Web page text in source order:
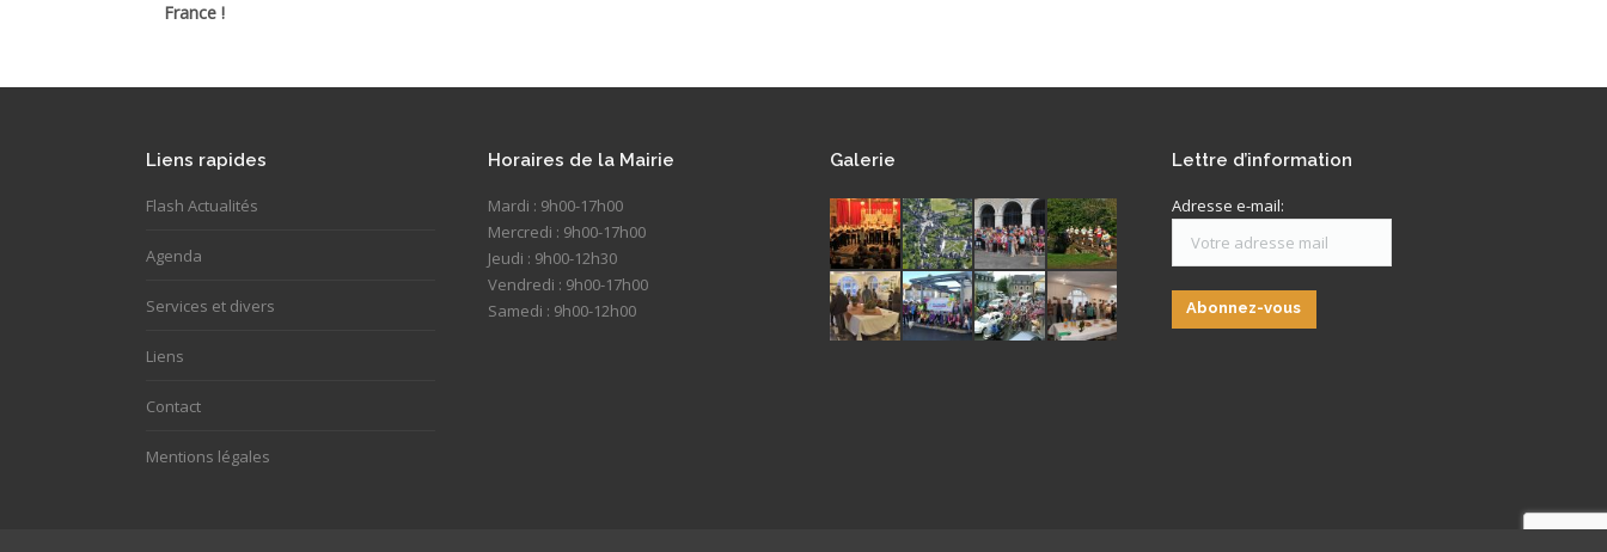
France !
Liens rapides
Flash Actualités
Agenda
Services et divers
Liens
Contact
Mentions légales
Horaires de la Mairie
Mardi : 9h00-17h00
Mercredi : 9h00-17h00
Jeudi : 9h00-12h30
Vendredi : 9h00-17h00
Samedi : 9h00-12h00
Galerie Lettre d’information
Adresse e-mail: